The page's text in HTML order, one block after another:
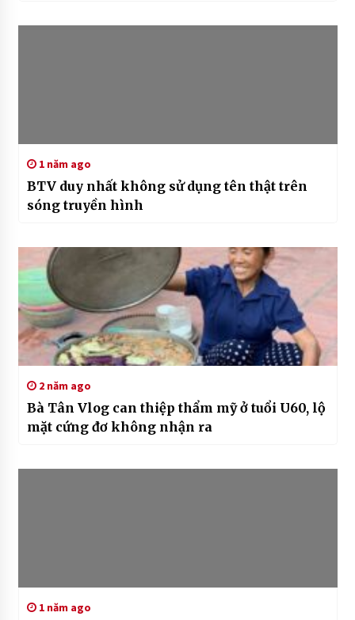
1 năm ago
BTV duy nhất không sử dụng tên thật trên
sóng truyền hình
2 năm ago
Bà Tân Vlog can thiệp thẩm mỹ ở tuổi U60, lộ
mặt cứng đơ không nhận ra
1 năm ago